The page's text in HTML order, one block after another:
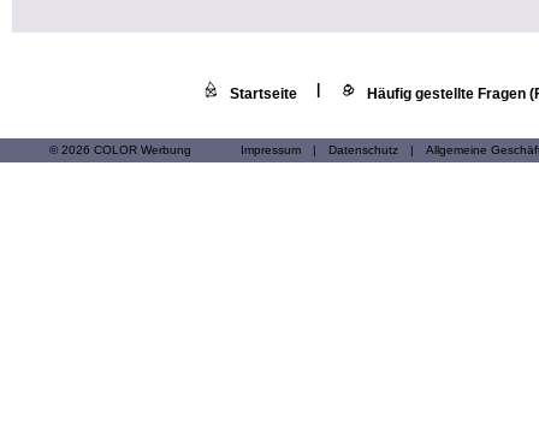
Startseite Häufig gestellte Fragen
© 2026 COLOR Werbung Impressum | Datenschutz | Allgemeine